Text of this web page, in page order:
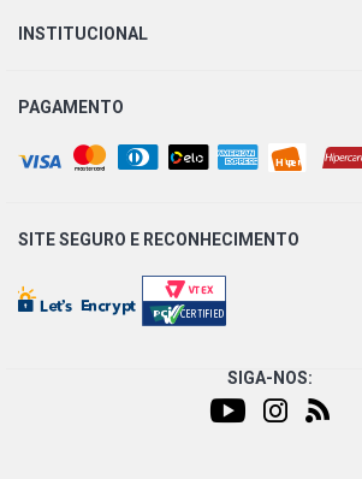
INSTITUCIONAL
PAGAMENTO
SITE SEGURO E RECONHECIMENTO
SIGA-NOS: